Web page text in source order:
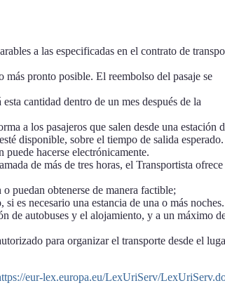
a las especificadas en el contrato de
más pronto posible. El reembolso del pasaje se
cantidad dentro de un mes después de la
a los pasajeros que salen desde una estación
disponible, sobre el tiempo de salida
hacerse electrónicamente.
de más de tres horas, el Transportista ofrece
puedan obtenerse de manera factible;
es necesario una estancia de una o más
de autobuses y el alojamiento, y a un máximo
para organizar el transporte desde el
eur-lex.europa.eu/LexUriServ/